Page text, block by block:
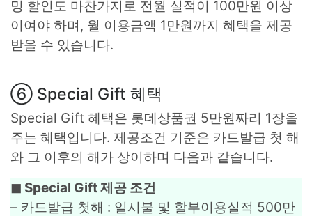
밍 할인도 마찬가지로 전월 실적이 100만원 이상
이여야 하며, 월 이용금액 1만원까지 혜택을 제공
받을 수 있습니다.
⑥ Special Gift 혜택
Special Gift 혜택은 롯데상품권 5만원짜리 1장을
주는 혜택입니다. 제공조건 기준은 카드발급 첫 해
와 그 이후의 해가 상이하며 다음과 같습니다.
◼︎ Special Gift 제공 조건
– 카드발급 첫해 : 일시불 및 할부이용실적 500만